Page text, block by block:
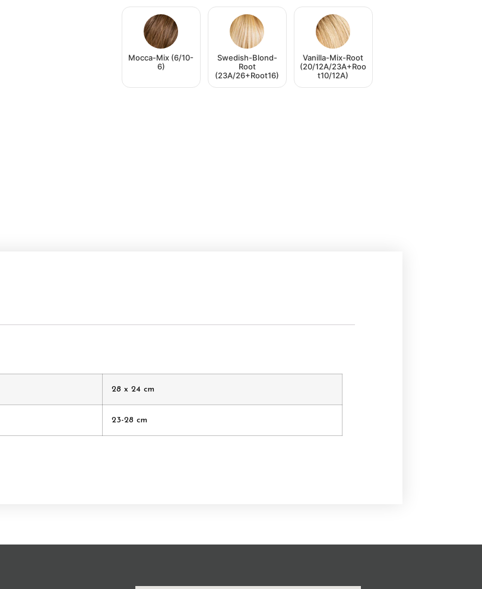
Mocca-Mix (6/10-
6)
Swedish-Blond-
Root
(23A/26+Root16)
Vanilla-Mix-Root
(20/12A/23A+Roo
t10/12A)
28 x 24 cm
23-28 cm